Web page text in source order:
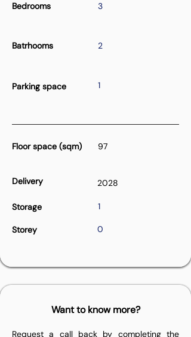
Bedrooms 3
Batrhooms 2
Parking space 1
Floor space (sqm) 97
Delivery 2028
Storage 1
Storey 0
Want to know more?
Request a call back by completing the